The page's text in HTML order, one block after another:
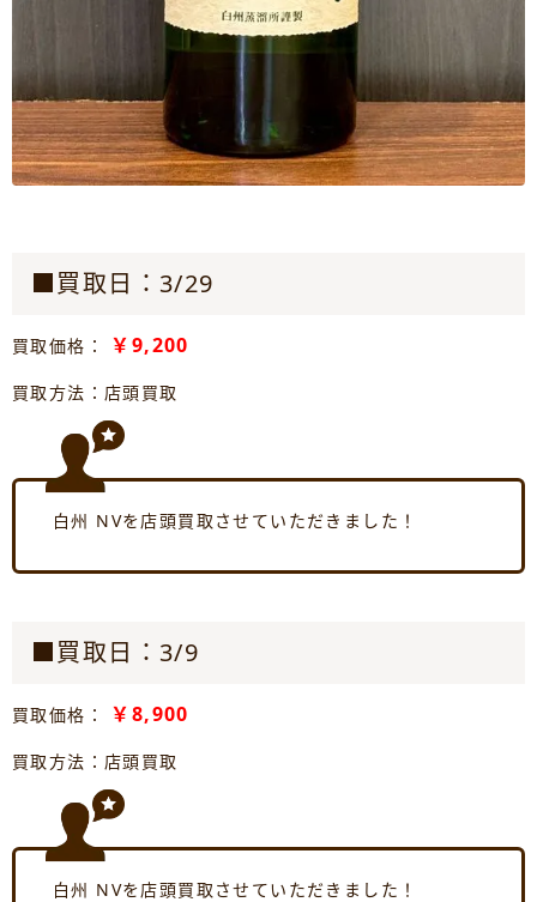
■買取日：3/29
買取価格： ￥9,200
買取方法：店頭買取
白州 NVを店頭買取させていただきました！
■買取日：3/9
買取価格： ￥8,900
買取方法：店頭買取
白州 NVを店頭買取させていただきました！